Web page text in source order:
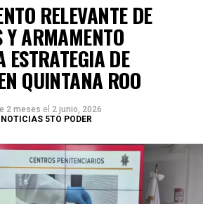
del C5 y el despliegue
permitieron la recuperación de105
con reportes de robo o probables
RELEVANTE DE
Y ARMAMENTO
ESTRATEGIA DE
QUINTANA ROO
2 meses el 2 junio, 2026
5TO PODER